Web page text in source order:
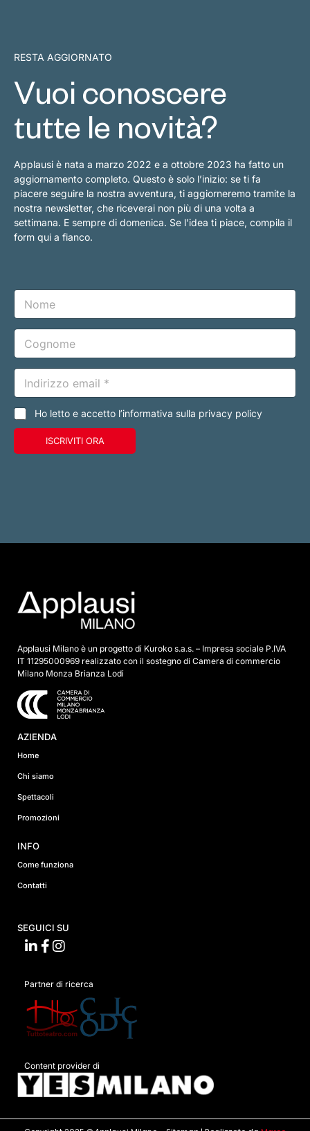
RESTA AGGIORNATO
Vuoi conoscere
tutte le novità?
Applausi è nata a marzo 2022 e a ottobre 2023 ha fatto un
aggiornamento completo. Questo è solo l’inizio: se ti fa
piacere seguire la nostra avventura, ti aggiorneremo tramite la
nostra newsletter, che riceverai non più di una volta a
settimana. E sempre di domenica. Se l’idea ti piace, compila il
form qui a fianco.
N
m
e
C
g
n
m
e
E
a
i
l
*
C
e
u
Ho letto e accetto l’informativa sulla privacy policy
ISCRIVITI ORA
Applausi Milano è un progetto di Kuroko s.a.s. – Impresa sociale P.IVA
IT 11295000969 realizzato con il sostegno di Camera di commercio
Milano Monza Brianza Lodi
AZIENDA
Home
Chi siamo
Spettacoli
Promozioni
INFO
Come funziona
Contatti
SEGUICI SU
Partner di ricerca
Content provider di